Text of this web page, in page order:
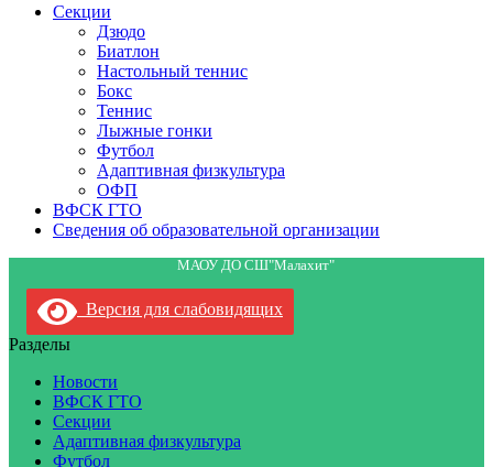
Секции
Дзюдо
Биатлон
Настольный теннис
Бокс
Теннис
Лыжные гонки
Футбол
Адаптивная физкультура
ОФП
ВФСК ГТО
Сведения об образовательной организации
МАОУ ДО СШ"Малахит"
Версия для слабовидящих
Разделы
Новости
ВФСК ГТО
Секции
Адаптивная физкультура
Футбол